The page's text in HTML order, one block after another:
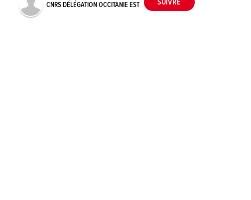
CNRS DÉLÉGATION OCCITANIE EST